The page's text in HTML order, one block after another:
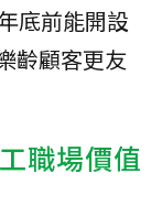
底前能開設
齡顧客更友
職場價值